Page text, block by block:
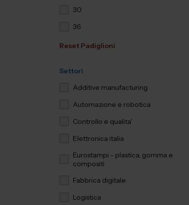
30
36
Reset Padiglioni
Settori
Additive manufacturing
Automazione e robotica
Controllo e qualita'
Elettronica italia
Eurostampi - plastica, gomma e
compositi
Fabbrica digitale
Logistica